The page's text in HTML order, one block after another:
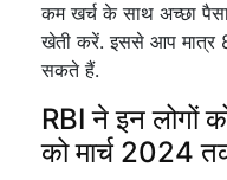
कम खर्च के साथ अच्छा
खेती करें. इससे आप मात्र
सकते हैं.
RBI ने इन लोगों
को मार्च 2024